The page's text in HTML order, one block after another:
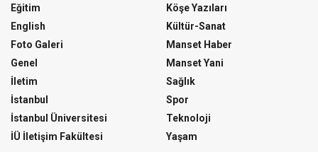
Eğitim
English
Foto Galeri
Genel
İletim
İstanbul
İstanbul Üniversitesi
İÜ İletişim Fakültesi
Köşe Yazıları
Kültür-Sanat
Manset Haber
Manset Yani
Sağlık
Spor
Teknoloji
Yaşam